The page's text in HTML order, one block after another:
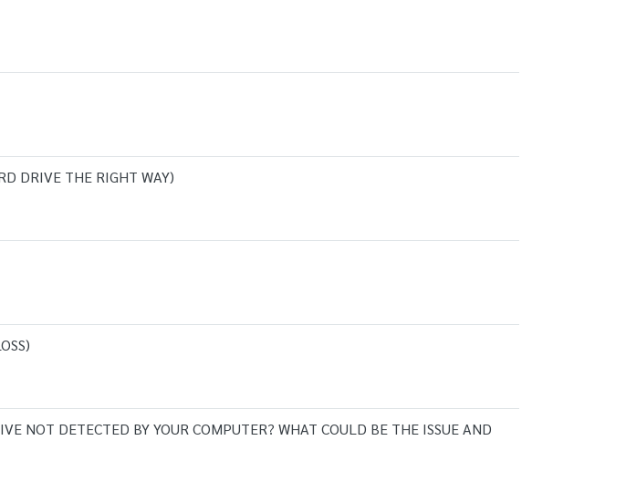
DRIVE THE RIGHT WAY)
DETECTED BY YOUR COMPUTER? WHAT COULD BE THE ISSUE AND